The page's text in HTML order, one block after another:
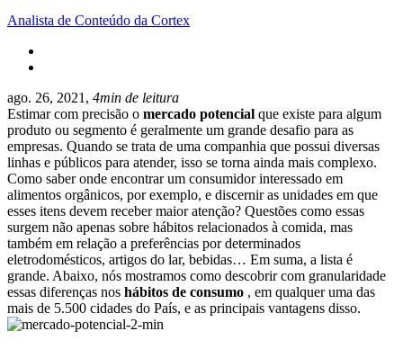
Analista de Conteúdo da Cortex
ago. 26, 2021, 4min de leitura
Estimar com precisão o mercado potencial que existe para algum
produto ou segmento é geralmente um grande desafio para as
empresas. Quando se trata de uma companhia que possui diversas
linhas e públicos para atender, isso se torna ainda mais complexo.
Como saber onde encontrar um consumidor interessado em
alimentos orgânicos, por exemplo, e discernir as unidades em que
esses itens devem receber maior atenção? Questões como essas
surgem não apenas sobre hábitos relacionados à comida, mas
também em relação a preferências por determinados
eletrodomésticos, artigos do lar, bebidas… Em suma, a lista é
grande. Abaixo, nós mostramos como descobrir com granularidade
essas diferenças nos hábitos de consumo , em qualquer uma das
mais de 5.500 cidades do País, e as principais vantagens disso.